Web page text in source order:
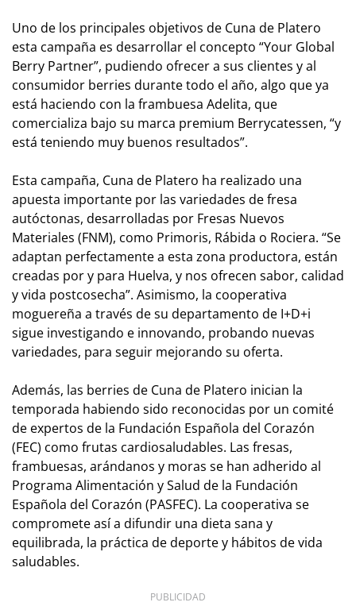
Uno de los principales objetivos de Cuna de Platero
esta campaña es desarrollar el concepto “Your Global
Berry Partner”, pudiendo ofrecer a sus clientes y al
consumidor berries durante todo el año, algo que ya
está haciendo con la frambuesa Adelita, que
comercializa bajo su marca premium Berrycatessen, “y
está teniendo muy buenos resultados”.
Esta campaña, Cuna de Platero ha realizado una
apuesta importante por las variedades de fresa
autóctonas, desarrolladas por Fresas Nuevos
Materiales (FNM), como Primoris, Rábida o Rociera. “Se
adaptan perfectamente a esta zona productora, están
creadas por y para Huelva, y nos ofrecen sabor, calidad
y vida postcosecha”. Asimismo, la cooperativa
moguereña a través de su departamento de I+D+i
sigue investigando e innovando, probando nuevas
variedades, para seguir mejorando su oferta.
Además, las berries de Cuna de Platero inician la
temporada habiendo sido reconocidas por un comité
de expertos de la Fundación Española del Corazón
(FEC) como frutas cardiosaludables. Las fresas,
frambuesas, arándanos y moras se han adherido al
Programa Alimentación y Salud de la Fundación
Española del Corazón (PASFEC). La cooperativa se
compromete así a difundir una dieta sana y
equilibrada, la práctica de deporte y hábitos de vida
saludables.
PUBLICIDAD